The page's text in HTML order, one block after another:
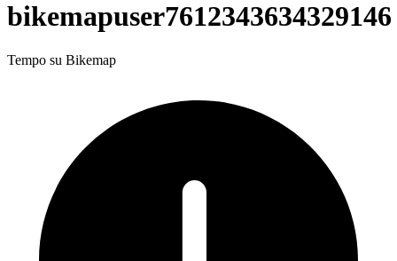
bikemapuser7612343634329146
Tempo su Bikemap